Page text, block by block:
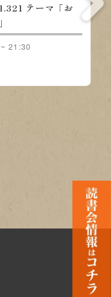
テーマ「お
21:30